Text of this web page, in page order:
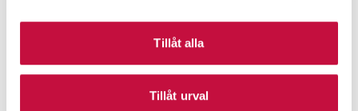
Tillåt alla
Tillåt urval